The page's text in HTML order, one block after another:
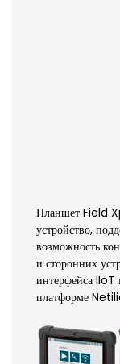
Планшет Field
устройство,
возможность
и сторонних
интерфейса IIoT
платформе